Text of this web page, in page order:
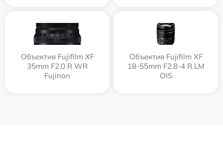
Объектив Fujifilm XF
35mm F2.0 R WR
Fujinon
Объектив Fujifilm XF
18-55mm F2.8-4 R LM
OIS